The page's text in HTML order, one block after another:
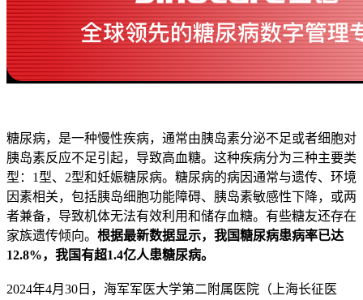
糖尿病，是一种慢性疾病，通常由胰岛素分泌不足或者细胞对
胰岛素反应不足引起，导致高血糖。这种疾病分为三种主要类
型：1型、2型和妊娠糖尿病。糖尿病的病因通常与遗传、环境
因素相关，包括胰岛细胞功能障碍、胰岛素敏感性下降，或两
者兼备，导致机体无法有效利用和储存血糖。有些糖友还存在
家族遗传倾向。 根据最新数据显示，我国糖尿病患病率已达
12.8%，我国有超1.4亿人患糖尿病。
2024年4月30日，海军军医大学第二附属医院（上海长征医